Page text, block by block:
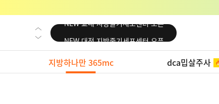
NEW 교대 지방줄기세포센터 오픈
NEW 노원 지방줄기세포센터 오픈
NEW 미국 LA점 오픈
지방하나만 365mc dca밉살주사